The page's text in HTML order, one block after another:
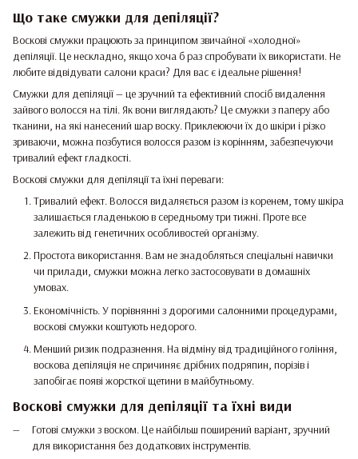
Що таке смужки для депіляції?
Воскові смужки працюють за принципом звичайної «холодної»
депіляції. Це нескладно, якщо хоча б раз спробувати їх використати. Не
любите відвідувати салони краси? Для вас є ідеальне рішення!
Смужки для депіляції — це зручний та ефективний спосіб видалення
зайвого волосся на тілі. Як вони виглядають? Це смужки з паперу або
тканини, на які нанесений шар воску. Приклеюючи їх до шкіри і різко
зриваючи, можна позбутися волосся разом із корінням, забезпечуючи
тривалий ефект гладкості.
Воскові смужки для депіляції та їхні переваги:
Тривалий ефект. Волосся видаляється разом із коренем, тому шкіра
залишається гладенькою в середньому три тижні. Проте все
залежить від генетичних особливостей організму.
Простота використання. Вам не знадобляться спеціальні навички
чи прилади, смужки можна легко застосовувати в домашніх
умовах.
Економічність. У порівнянні з дорогими салонними процедурами,
воскові смужки коштують недорого.
Менший ризик подразнення. На відміну від традиційного гоління,
воскова депіляція не спричиняє дрібних подряпин, порізів і
запобігає появі жорсткої щетини в майбутньому.
Воскові смужки для депіляції та їхні види
Готові смужки з воском. Це найбільш поширений варіант, зручний
для використання без додаткових інструментів.